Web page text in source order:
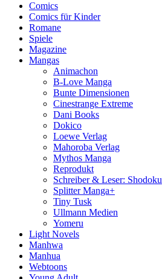
Comics
Comics für Kinder
Romane
Spiele
Magazine
Mangas
Animachon
B-Love Manga
Bunte Dimensionen
Cinestrange Extreme
Dani Books
Dokico
Loewe Verlag
Mahoroba Verlag
Mythos Manga
Reprodukt
Schreiber & Leser: Shodoku
Splitter Manga+
Tiny Tusk
Ullmann Medien
Yomeru
Light Novels
Manhwa
Manhua
Webtoons